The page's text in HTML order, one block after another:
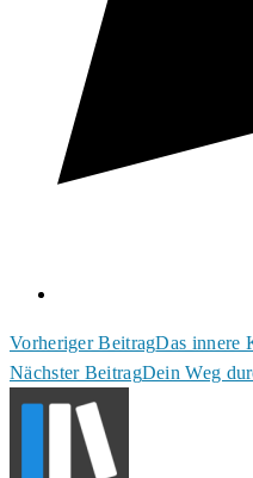
Weitere
Artikel
ansehen
Vorheriger BeitragDas innere
Nächster BeitragDein Weg